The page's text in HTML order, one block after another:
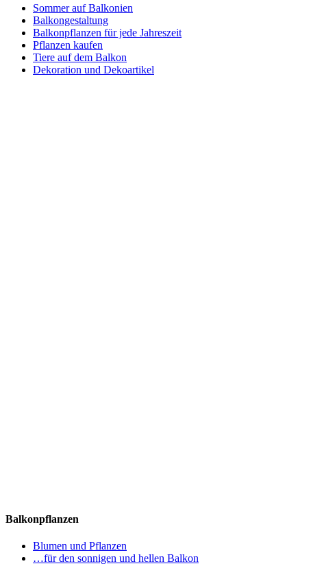
Sommer auf Balkonien
Balkongestaltung
Balkonpflanzen für jede Jahreszeit
Pflanzen kaufen
Tiere auf dem Balkon
Dekoration und Dekoartikel
Balkonpflanzen
Blumen und Pflanzen
…für den sonnigen und hellen Balkon